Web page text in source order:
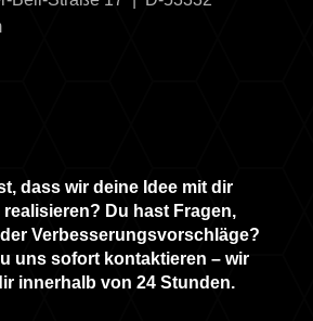
dass wir deine Idee mit dir
Du hast Fragen,
Verbesserungsvorschläge?
uns sofort kontaktieren – wir
innerhalb von 24 Stunden.